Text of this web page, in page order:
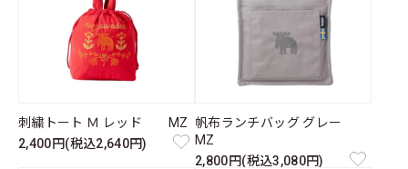
刺繍トート Ｍ レッド MZ
2,400円(税込2,640円)
帆布ランチバッグ グレー
MZ
2,800円(税込3,080円)